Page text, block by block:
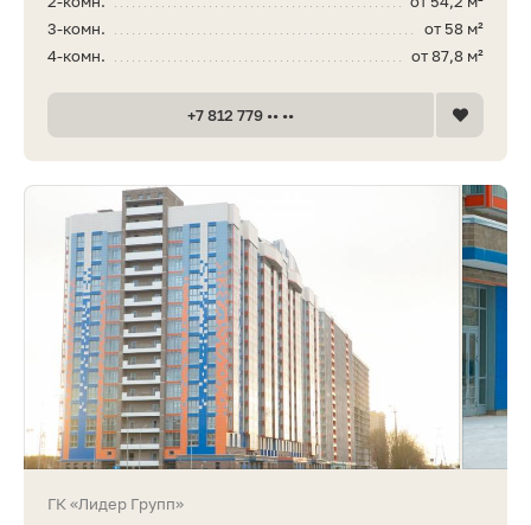
от 58 м²
3-комн.
от 87,8 м²
4-комн.
+7 812 779 •• ••
ГК «Лидер Групп»